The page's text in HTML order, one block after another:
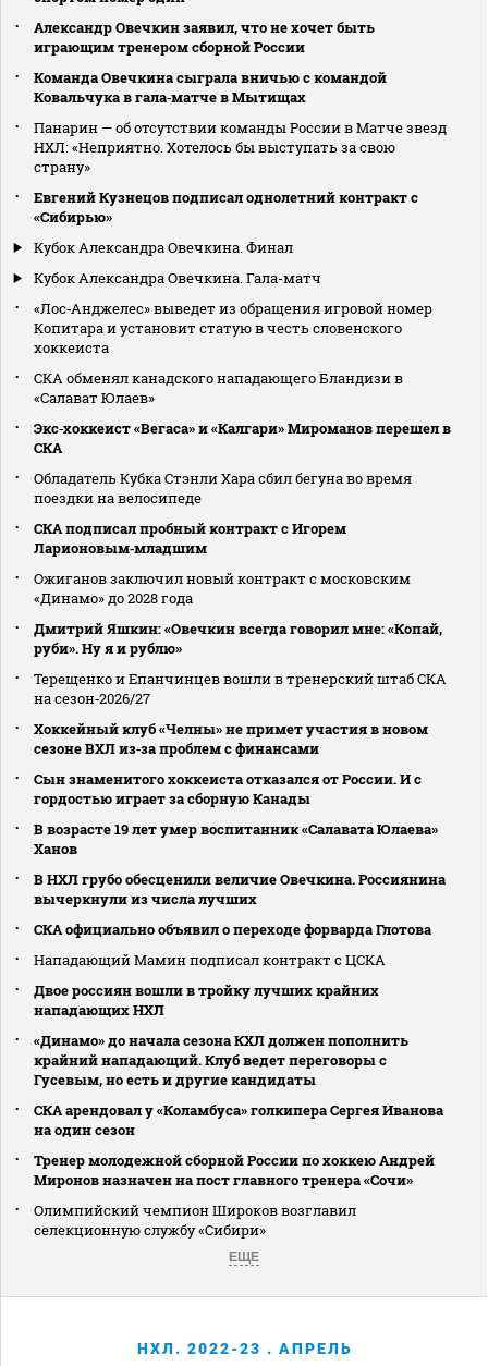
Александр Овечкин заявил, что не хочет быть
играющим тренером сборной России
Команда Овечкина сыграла вничью с командой
Ковальчука в гала‑матче в Мытищах
Панарин — об отсутствии команды России в Матче звезд
НХЛ: «Неприятно. Хотелось бы выступать за свою
страну»
Евгений Кузнецов подписал однолетний контракт с
«Сибирью»
Кубок Александра Овечкина. Финал
Кубок Александра Овечкина. Гала-матч
«Лос‑Анджелес» выведет из обращения игровой номер
Копитара и установит статую в честь словенского
хоккеиста
СКА обменял канадского нападающего Бландизи в
«Салават Юлаев»
Экс‑хоккеист «Вегаса» и «Калгари» Мироманов перешел в
СКА
Обладатель Кубка Стэнли Хара сбил бегуна во время
поездки на велосипеде
СКА подписал пробный контракт с Игорем
Ларионовым‑младшим
Ожиганов заключил новый контракт с московским
«Динамо» до 2028 года
Дмитрий Яшкин: «Овечкин всегда говорил мне: «Копай,
руби». Ну я и рублю»
Терещенко и Епанчинцев вошли в тренерский штаб СКА
на сезон‑2026/27
Хоккейный клуб «Челны» не примет участия в новом
сезоне ВХЛ из‑за проблем с финансами
Сын знаменитого хоккеиста отказался от России. И с
гордостью играет за сборную Канады
В возрасте 19 лет умер воспитанник «Салавата Юлаева»
Ханов
В НХЛ грубо обесценили величие Овечкина. Россиянина
вычеркнули из числа лучших
СКА официально объявил о переходе форварда Глотова
Нападающий Мамин подписал контракт с ЦСКА
Двое россиян вошли в тройку лучших крайних
нападающих НХЛ
«Динамо» до начала сезона КХЛ должен пополнить
крайний нападающий. Клуб ведет переговоры с
Гусевым, но есть и другие кандидаты
СКА арендовал у «Коламбуса» голкипера Сергея Иванова
на один сезон
Тренер молодежной сборной России по хоккею Андрей
Миронов назначен на пост главного тренера «Сочи»
Олимпийский чемпион Широков возглавил
селекционную службу «Сибири»
ЕЩЕ
НХЛ. 2022-23 . АПРЕЛЬ